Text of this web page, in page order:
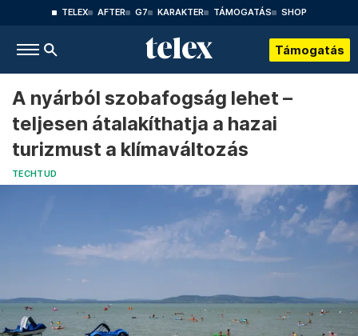
TELEX AFTER G7 KARAKTER TÁMOGATÁS SHOP
Támogatás
A nyárból szobafogság lehet –
teljesen átalakíthatja a hazai
turizmust a klímaváltozás
TECHTUD